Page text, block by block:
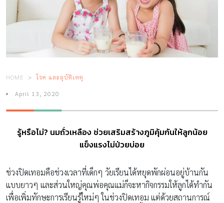
HOME โรค และอุบัติเหตุ
April 13, 2020
รู้หรือไม่? นมถั่วเหลือง ช่วยเสริมสร้างภูมิคุ้มกันให้ลูกน้อย
แข็งแรงไม่ป่วยบ่อย
ช่วงปิดเทอมคือช่วงเวลาที่เด็กๆ วัยเรียนได้หยุดพักผ่อนอยู่บ้านกัน
แบบยาวๆ และส่วนใหญ่คุณพ่อคุณแม่ก็จะหากิจกรรมให้ลูกได้ทำกัน
เพื่อเพิ่มทักษะการเรียนรู้ใหม่ๆ ในช่วงปิดเทอม แต่ด้วยสถานการณ์